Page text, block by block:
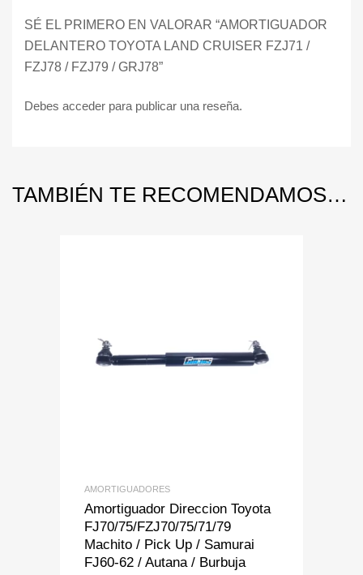
SÉ EL PRIMERO EN VALORAR “AMORTIGUADOR
DELANTERO TOYOTA LAND CRUISER FZJ71 /
FZJ78 / FZJ79 / GRJ78”
Debes acceder para publicar una reseña.
TAMBIÉN TE RECOMENDAMOS…
Add to Wishlist
Add to Compare
AMORTIGUADORES
Amortiguador Direccion Toyota
FJ70/75/FZJ70/75/71/79
Machito / Pick Up / Samurai
FJ60-62 / Autana / Burbuja